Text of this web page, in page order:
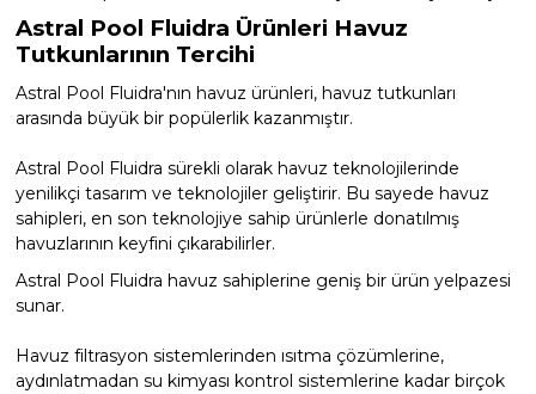
Astral Pool Fluidra Ürünleri Havuz
Tutkunlarının Tercihi
Astral Pool Fluidra'nın havuz ürünleri, havuz tutkunları
arasında büyük bir popülerlik kazanmıştır.
Astral Pool Fluidra sürekli olarak havuz teknolojilerinde
yenilikçi tasarım ve teknolojiler geliştirir. Bu sayede havuz
sahipleri, en son teknolojiye sahip ürünlerle donatılmış
havuzlarının keyfini çıkarabilirler.
Astral Pool Fluidra havuz sahiplerine geniş bir ürün yelpazesi
sunar.
Havuz filtrasyon sistemlerinden ısıtma çözümlerine,
aydınlatmadan su kimyası kontrol sistemlerine kadar birçok